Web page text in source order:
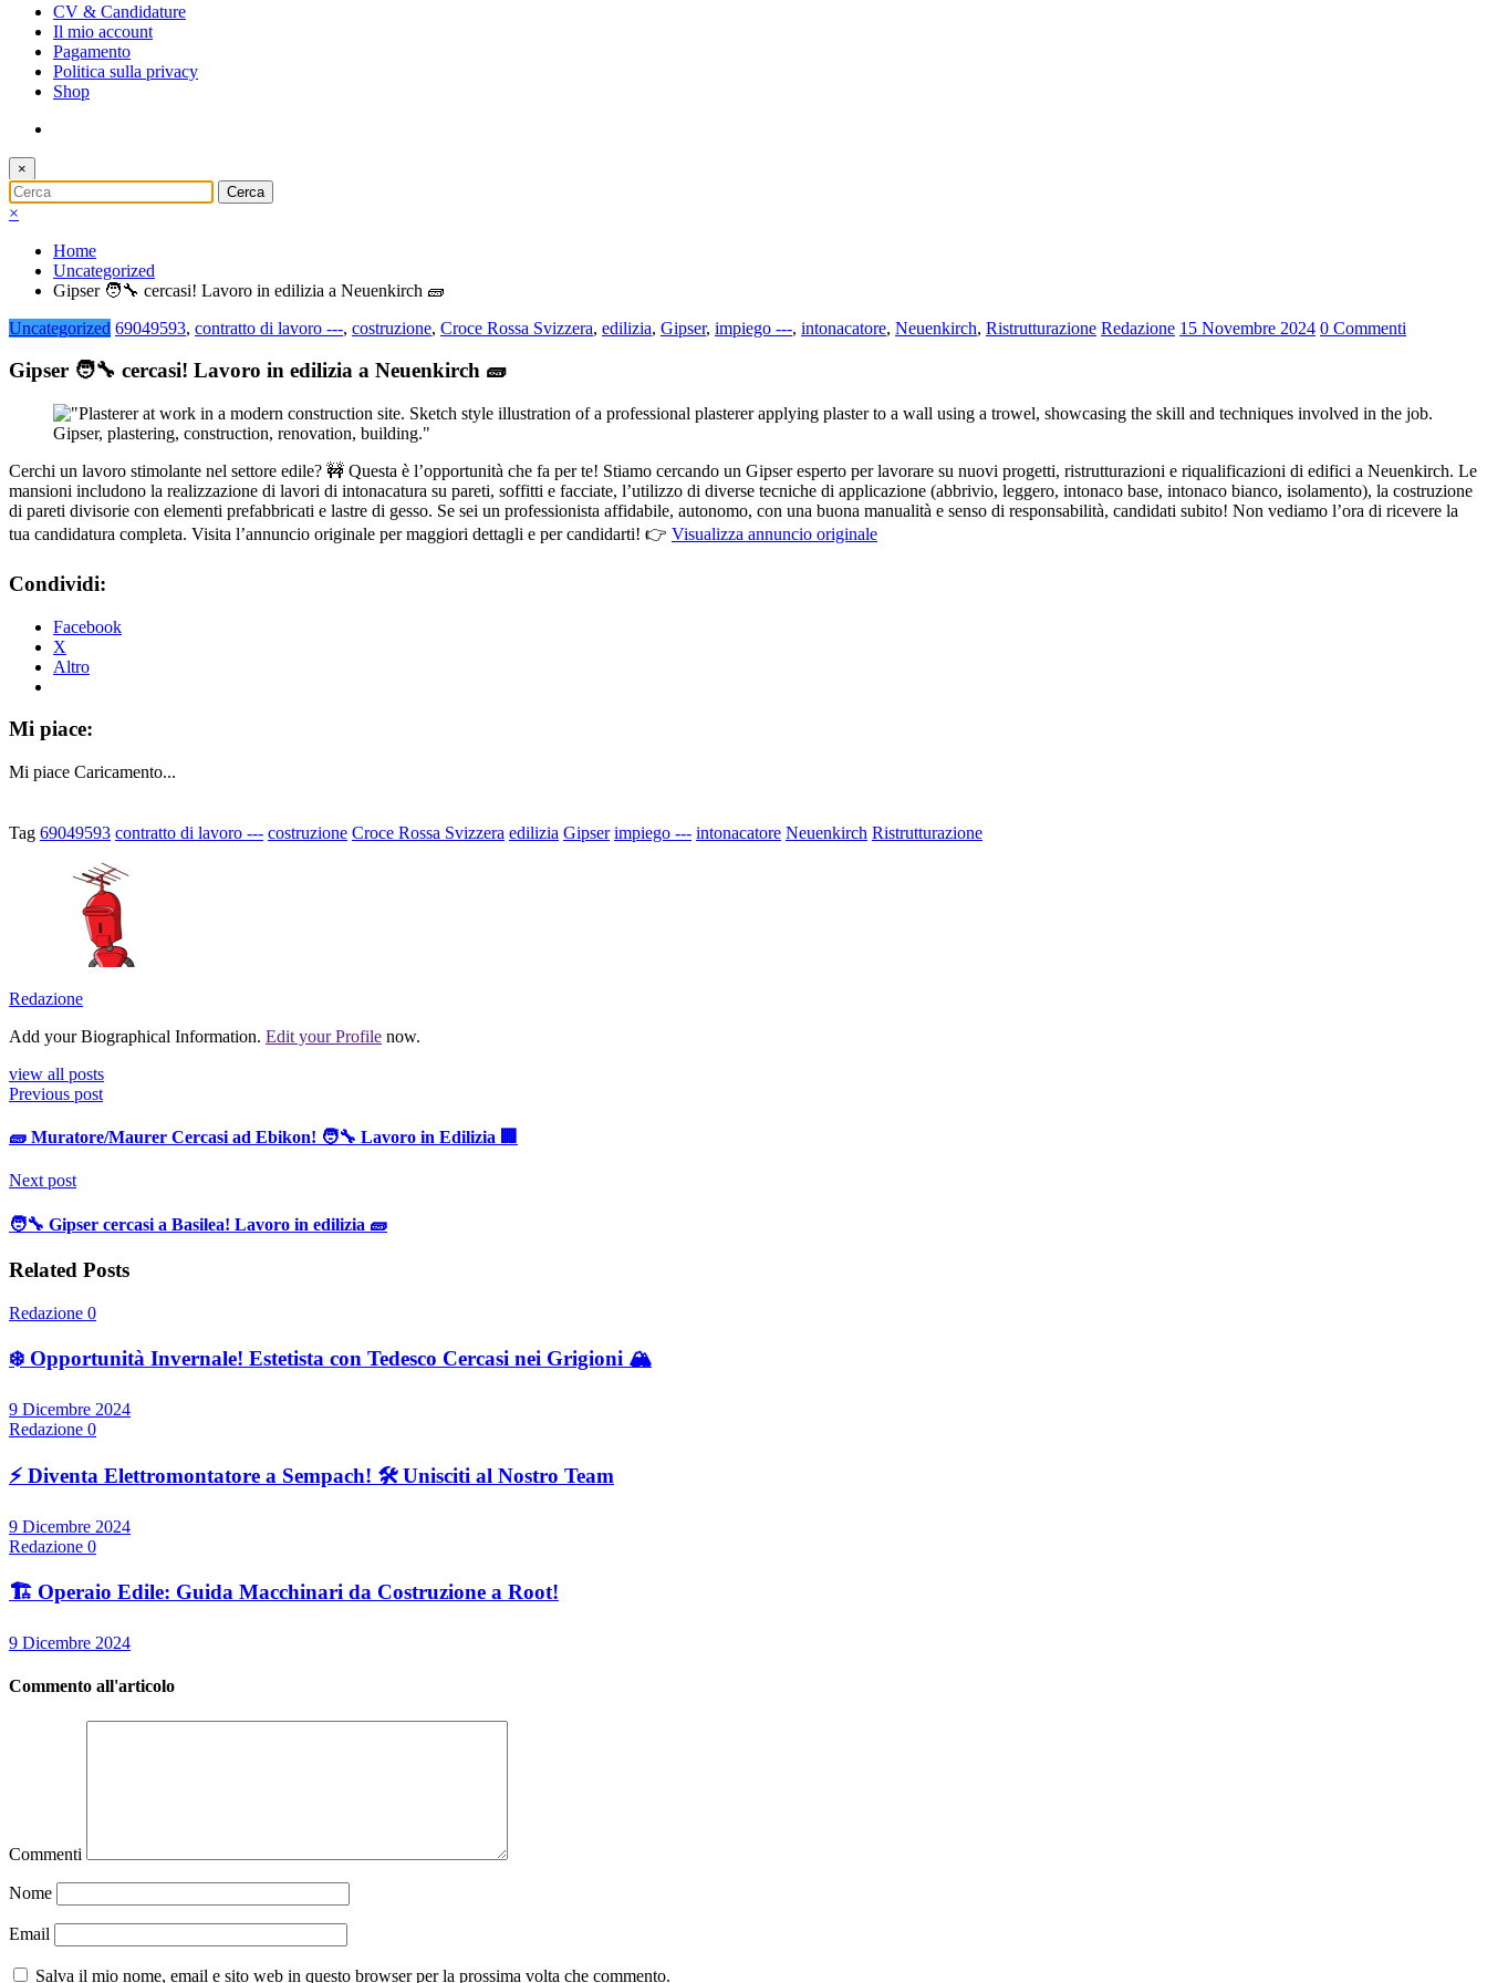
CV & Candidature
Il mio account
Pagamento
Politica sulla privacy
Shop
×
×
Home
Uncategorized
Gipser 🧑‍🔧 cercasi! Lavoro in edilizia a Neuenkirch 🧱
Uncategorized 69049593, contratto di lavoro ---, costruzione, Croce Rossa Svizzera, edilizia, Gipser, impiego ---, intonacatore, Neuenkirch, Ristrutturazione Redazione 15 Novembre 2024 0 Commenti
Gipser 🧑‍🔧 cercasi! Lavoro in edilizia a Neuenkirch 🧱
Cerchi un lavoro stimolante nel settore edile? 🚧 Questa è l’opportunità che fa per te! Stiamo cercando un Gipser esperto per lavorare su nuovi progetti, ristrutturazioni e riqualificazioni di edifici a Neuenkirch. Le
mansioni includono la realizzazione di lavori di intonacatura su pareti, soffitti e facciate, l’utilizzo di diverse tecniche di applicazione (abbrivio, leggero, intonaco base, intonaco bianco, isolamento), la costruzione
di pareti divisorie con elementi prefabbricati e lastre di gesso. Se sei un professionista affidabile, autonomo, con una buona manualità e senso di responsabilità, candidati subito! Non vediamo l’ora di ricevere la
tua candidatura completa. Visita l’annuncio originale per maggiori dettagli e per candidarti! 👉 Visualizza annuncio originale
Condividi:
Facebook
X
Altro
Mi piace:
Mi piace Caricamento...
Tag 69049593 contratto di lavoro --- costruzione Croce Rossa Svizzera edilizia Gipser impiego --- intonacatore Neuenkirch Ristrutturazione
Redazione
Add your Biographical Information. Edit your Profile now.
view all posts
Previous post
🧱 Muratore/Maurer Cercasi ad Ebikon! 🧑‍🔧 Lavoro in Edilizia 🏢
Next post
🧑‍🔧 Gipser cercasi a Basilea! Lavoro in edilizia 🧱
Related Posts
Redazione 0
❄️ Opportunità Invernale! Estetista con Tedesco Cercasi nei Grigioni 🏔️
9 Dicembre 2024
Redazione 0
⚡ Diventa Elettromontatore a Sempach! 🛠️ Unisciti al Nostro Team
9 Dicembre 2024
Redazione 0
🏗️ Operaio Edile: Guida Macchinari da Costruzione a Root!
9 Dicembre 2024
Commento all'articolo
Commenti
Nome
Email
Salva il mio nome, email e sito web in questo browser per la prossima volta che commento.